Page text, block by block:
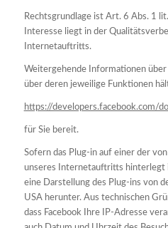
Rechtsgrundlage ist Art. 6 Abs. 1
Interesse liegt in der
Internetauftritts.
Weitergehende Informationen
über deren jeweilige Funktionen
https://developers.facebook.com/
für Sie bereit.
Sofern das Plug-in auf einer der
unseres Internetauftritts
eine Darstellung des Plug-ins von
USA herunter. Aus technischen
dass Facebook Ihre IP-Adresse